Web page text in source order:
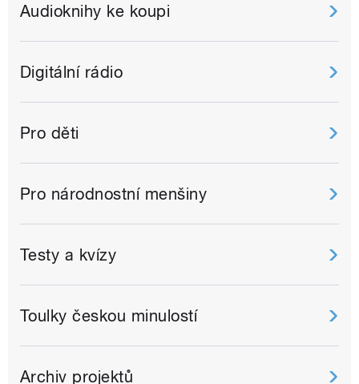
Audioknihy ke koupi
Digitální rádio
Pro děti
Pro národnostní menšiny
Testy a kvízy
Toulky českou minulostí
Archiv projektů